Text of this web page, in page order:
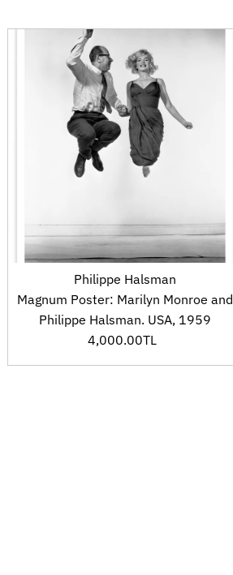
Philippe Halsman
Magnum Poster: Marilyn Monroe and
Philippe Halsman. USA, 1959
Fiyat
4,000.00TL